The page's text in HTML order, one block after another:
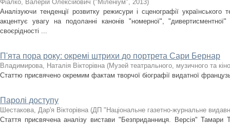
Фіалко, Валерій Олексійович ("Міленіум", 2013)
Аналізуючи тенденції розвитку режисури і сценографії українського
акцентує увагу на подоланні канонів "номерної",
своєрідності ...
П'ята пора року: окремі штрихи до портрета Сари Бернар
Владимирова, Наталія Вікторівна (Музей театрального, музичного та
Статтю присвячено окремим фактам творчої біографії видатної
Паролі доступу
Шестакова, Дар'я Вікторівна (ДП "Національне газетно-журнальне
Стаття присвячена аналізу вистави "Безприданниця. Версія" Тамари